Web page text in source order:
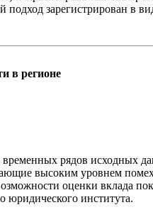
зарегистрирован в
в регионе
рядов исходных
высоким уровнем
оценки вклада
юридического института.